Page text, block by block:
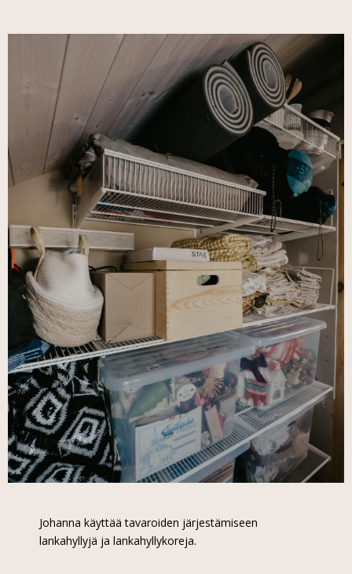
Johanna käyttää tavaroiden järjestämiseen
lankahyllyjä ja lankahyllykoreja.